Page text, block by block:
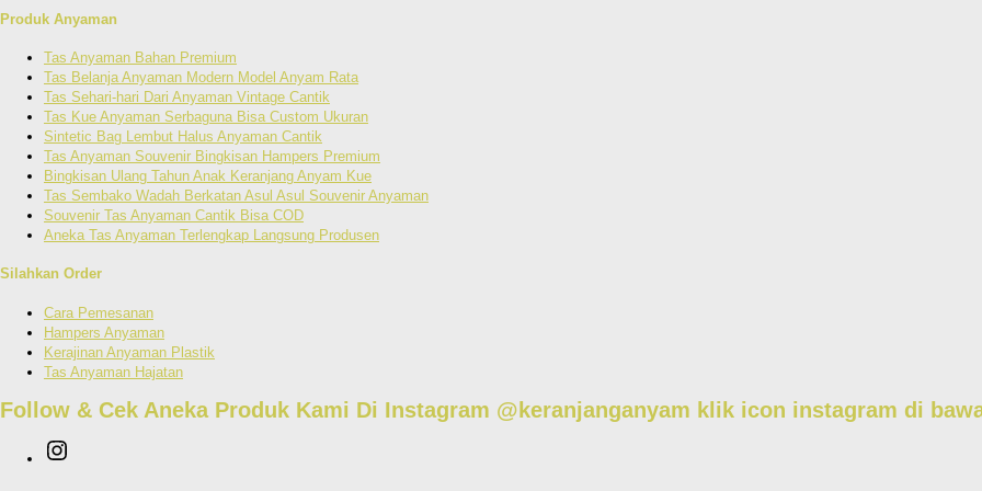
Produk Anyaman
Tas Anyaman Bahan Premium
Tas Belanja Anyaman Modern Model Anyam Rata
Tas Sehari-hari Dari Anyaman Vintage Cantik
Tas Kue Anyaman Serbaguna Bisa Custom Ukuran
Sintetic Bag Lembut Halus Anyaman Cantik
Tas Anyaman Souvenir Bingkisan Hampers Premium
Bingkisan Ulang Tahun Anak Keranjang Anyam Kue
Tas Sembako Wadah Berkatan Asul Asul Souvenir Anyaman
Souvenir Tas Anyaman Cantik Bisa COD
Aneka Tas Anyaman Terlengkap Langsung Produsen
Silahkan Order
Cara Pemesanan
Hampers Anyaman
Kerajinan Anyaman Plastik
Tas Anyaman Hajatan
Follow & Cek Aneka Produk Kami Di Instagram @keranjanganyam klik icon instagram di